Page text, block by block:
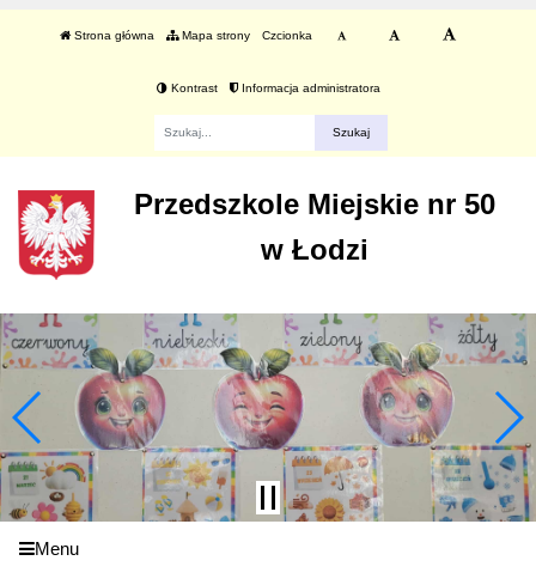
Strona główna Mapa strony Czcionka
Kontrast Informacja administratora
Przedszkole Miejskie nr 50
w Łodzi
Menu